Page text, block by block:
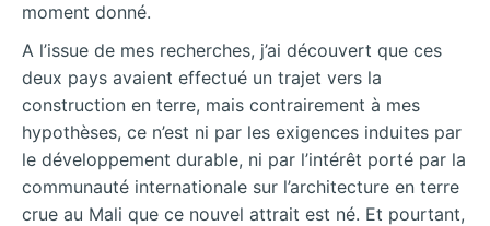
moment donné.
A l’issue de mes recherches, j’ai découvert que ces
deux pays avaient effectué un trajet vers la
construction en terre, mais contrairement à mes
hypothèses, ce n’est ni par les exigences induites par
le développement durable, ni par l’intérêt porté par la
communauté internationale sur l’architecture en terre
crue au Mali que ce nouvel attrait est né. Et pourtant,